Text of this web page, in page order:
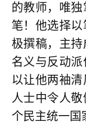
的教师，唯
笔！他选择
极撰稿，主
名义与反动
以让他两袖
人士中令人
个民主统一国